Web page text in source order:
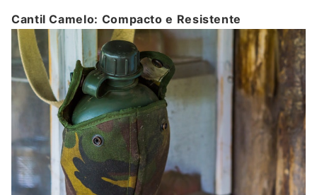
Cantil Camelo: Compacto e Resistente